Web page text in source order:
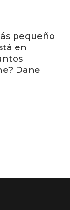
pequeño
en
Dane